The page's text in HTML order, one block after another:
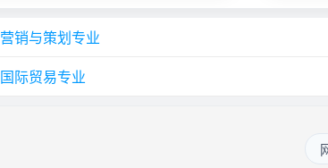
营销与策划专业
国际贸易专业